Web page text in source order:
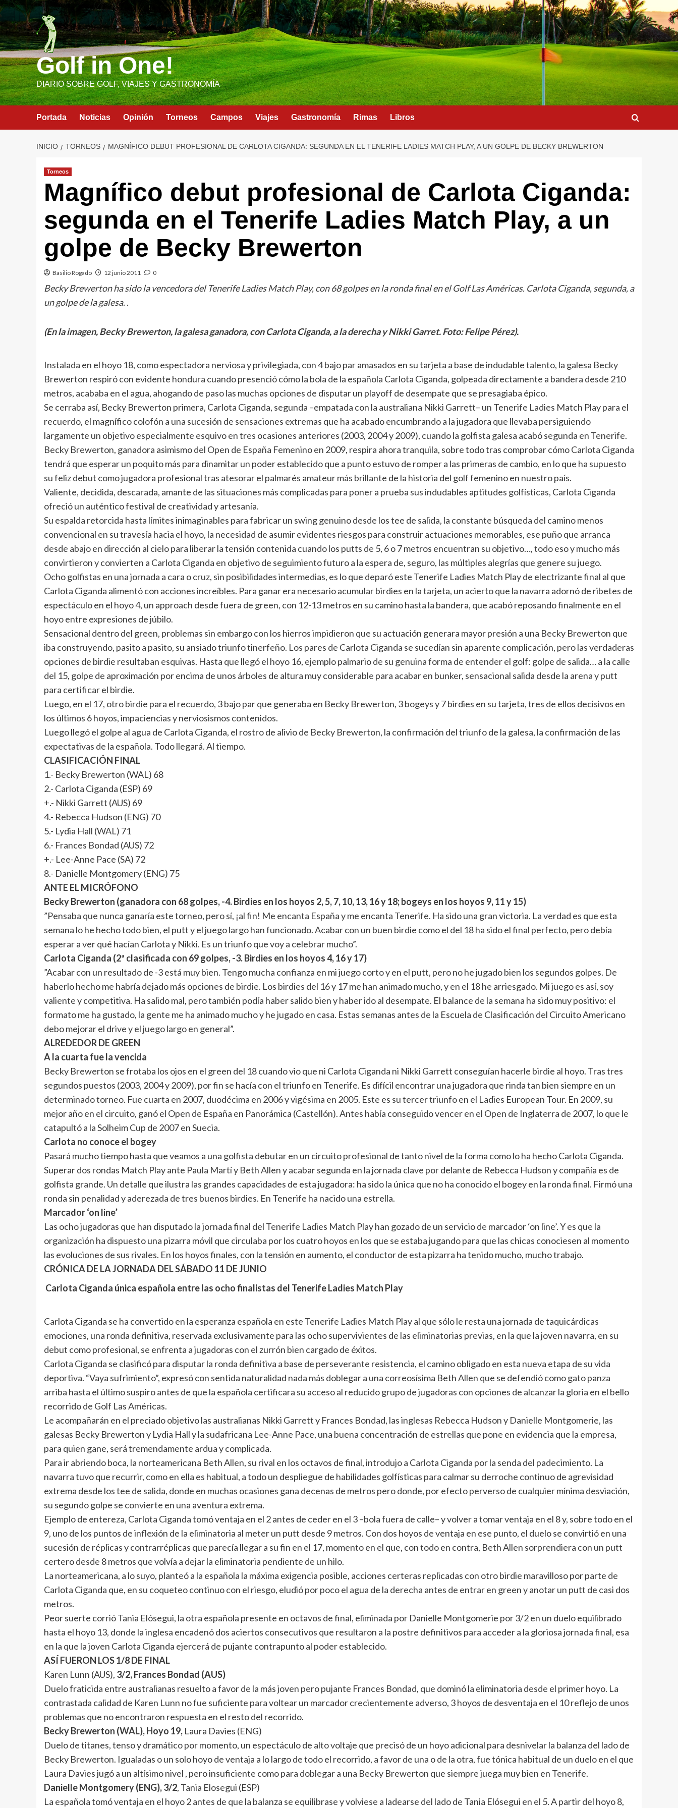
Saltar
al
contenido
Golf in One!
DIARIO SOBRE GOLF, VIAJES Y GASTRONOMÍA
Portada Noticias Opinión Torneos Campos Viajes Gastronomía Rimas Libros
INICIO TORNEOS MAGNÍFICO DEBUT PROFESIONAL DE CARLOTA CIGANDA: SEGUNDA EN EL TENERIFE LADIES MATCH PLAY, A UN GOLPE DE BECKY BREWERTON
Torneos
Magnífico debut profesional de Carlota Ciganda:
segunda en el Tenerife Ladies Match Play, a un
golpe de Becky Brewerton
Basilio Rogado 12 junio 2011 0
Becky Brewerton ha sido la vencedora del Tenerife Ladies Match Play, con 68 golpes en la ronda final en el Golf Las Américas. Carlota Ciganda, segunda, a
un golpe de la galesa. .
(En la imagen, Becky Brewerton, la galesa ganadora, con Carlota Ciganda, a la derecha y Nikki Garret. Foto: Felipe Pérez).
Instalada en el hoyo 18, como espectadora nerviosa y privilegiada, con 4 bajo par amasados en su tarjeta a base de indudable talento, la galesa Becky
Brewerton respiró con evidente hondura cuando presenció cómo la bola de la española Carlota Ciganda, golpeada directamente a bandera desde 210
metros, acababa en el agua, ahogando de paso las muchas opciones de disputar un playoff de desempate que se presagiaba épico.
Se cerraba así, Becky Brewerton primera, Carlota Ciganda, segunda –empatada con la australiana Nikki Garrett– un Tenerife Ladies Match Play para el
recuerdo, el magnífico colofón a una sucesión de sensaciones extremas que ha acabado encumbrando a la jugadora que llevaba persiguiendo
largamente un objetivo especialmente esquivo en tres ocasiones anteriores (2003, 2004 y 2009), cuando la golfista galesa acabó segunda en Tenerife.
Becky Brewerton, ganadora asimismo del Open de España Femenino en 2009, respira ahora tranquila, sobre todo tras comprobar cómo Carlota Ciganda
tendrá que esperar un poquito más para dinamitar un poder establecido que a punto estuvo de romper a las primeras de cambio, en lo que ha supuesto
su feliz debut como jugadora profesional tras atesorar el palmarés amateur más brillante de la historia del golf femenino en nuestro país.
Valiente, decidida, descarada, amante de las situaciones más complicadas para poner a prueba sus indudables aptitudes golfísticas, Carlota Ciganda
ofreció un auténtico festival de creatividad y artesanía.
Su espalda retorcida hasta límites inimaginables para fabricar un swing genuino desde los tee de salida, la constante búsqueda del camino menos
convencional en su travesía hacia el hoyo, la necesidad de asumir evidentes riesgos para construir actuaciones memorables, ese puño que arranca
desde abajo en dirección al cielo para liberar la tensión contenida cuando los putts de 5, 6 o 7 metros encuentran su objetivo…, todo eso y mucho más
convirtieron y convierten a Carlota Ciganda en objetivo de seguimiento futuro a la espera de, seguro, las múltiples alegrías que genere su juego.
Ocho golfistas en una jornada a cara o cruz, sin posibilidades intermedias, es lo que deparó este Tenerife Ladies Match Play de electrizante final al que
Carlota Ciganda alimentó con acciones increíbles. Para ganar era necesario acumular birdies en la tarjeta, un acierto que la navarra adornó de ribetes de
espectáculo en el hoyo 4, un approach desde fuera de green, con 12-13 metros en su camino hasta la bandera, que acabó reposando finalmente en el
hoyo entre expresiones de júbilo.
Sensacional dentro del green, problemas sin embargo con los hierros impidieron que su actuación generara mayor presión a una Becky Brewerton que
iba construyendo, pasito a pasito, su ansiado triunfo tinerfeño. Los pares de Carlota Ciganda se sucedían sin aparente complicación, pero las verdaderas
opciones de birdie resultaban esquivas. Hasta que llegó el hoyo 16, ejemplo palmario de su genuina forma de entender el golf: golpe de salida… a la calle
del 15, golpe de aproximación por encima de unos árboles de altura muy considerable para acabar en bunker, sensacional salida desde la arena y putt
para certificar el birdie.
Luego, en el 17, otro birdie para el recuerdo, 3 bajo par que generaba en Becky Brewerton, 3 bogeys y 7 birdies en su tarjeta, tres de ellos decisivos en
los últimos 6 hoyos, impaciencias y nerviosismos contenidos.
Luego llegó el golpe al agua de Carlota Ciganda, el rostro de alivio de Becky Brewerton, la confirmación del triunfo de la galesa, la confirmación de las
expectativas de la española. Todo llegará. Al tiempo.
CLASIFICACIÓN FINAL
1.- Becky Brewerton (WAL) 68
2.- Carlota Ciganda (ESP) 69
+.- Nikki Garrett (AUS) 69
4.- Rebecca Hudson (ENG) 70
5.- Lydia Hall (WAL) 71
6.- Frances Bondad (AUS) 72
+.- Lee-Anne Pace (SA) 72
8.- Danielle Montgomery (ENG) 75
ANTE EL MICRÓFONO
Becky Brewerton (ganadora con 68 golpes, -4. Birdies en los hoyos 2, 5, 7, 10, 13, 16 y 18; bogeys en los hoyos 9, 11 y 15)
”Pensaba que nunca ganaría este torneo, pero sí, ¡al fin! Me encanta España y me encanta Tenerife. Ha sido una gran victoria. La verdad es que esta
semana lo he hecho todo bien, el putt y el juego largo han funcionado. Acabar con un buen birdie como el del 18 ha sido el final perfecto, pero debía
esperar a ver qué hacían Carlota y Nikki. Es un triunfo que voy a celebrar mucho”.
Carlota Ciganda (2ª clasificada con 69 golpes, -3. Birdies en los hoyos 4, 16 y 17)
”Acabar con un resultado de -3 está muy bien. Tengo mucha confianza en mi juego corto y en el putt, pero no he jugado bien los segundos golpes. De
haberlo hecho me habría dejado más opciones de birdie. Los birdies del 16 y 17 me han animado mucho, y en el 18 he arriesgado. Mi juego es así, soy
valiente y competitiva. Ha salido mal, pero también podía haber salido bien y haber ido al desempate. El balance de la semana ha sido muy positivo: el
formato me ha gustado, la gente me ha animado mucho y he jugado en casa. Estas semanas antes de la Escuela de Clasificación del Circuito Americano
debo mejorar el drive y el juego largo en general”.
ALREDEDOR DE GREEN
A la cuarta fue la vencida
Becky Brewerton se frotaba los ojos en el green del 18 cuando vio que ni Carlota Ciganda ni Nikki Garrett conseguían hacerle birdie al hoyo. Tras tres
segundos puestos (2003, 2004 y 2009), por fin se hacía con el triunfo en Tenerife. Es difícil encontrar una jugadora que rinda tan bien siempre en un
determinado torneo. Fue cuarta en 2007, duodécima en 2006 y vigésima en 2005. Este es su tercer triunfo en el Ladies European Tour. En 2009, su
mejor año en el circuito, ganó el Open de España en Panorámica (Castellón). Antes había conseguido vencer en el Open de Inglaterra de 2007, lo que le
catapultó a la Solheim Cup de 2007 en Suecia.
Carlota no conoce el bogey
Pasará mucho tiempo hasta que veamos a una golfista debutar en un circuito profesional de tanto nivel de la forma como lo ha hecho Carlota Ciganda.
Superar dos rondas Match Play ante Paula Martí y Beth Allen y acabar segunda en la jornada clave por delante de Rebecca Hudson y compañía es de
golfista grande. Un detalle que ilustra las grandes capacidades de esta jugadora: ha sido la única que no ha conocido el bogey en la ronda final. Firmó una
ronda sin penalidad y aderezada de tres buenos birdies. En Tenerife ha nacido una estrella.
Marcador ‘on line’
Las ocho jugadoras que han disputado la jornada final del Tenerife Ladies Match Play han gozado de un servicio de marcador ‘on line’. Y es que la
organización ha dispuesto una pizarra móvil que circulaba por los cuatro hoyos en los que se estaba jugando para que las chicas conociesen al momento
las evoluciones de sus rivales. En los hoyos finales, con la tensión en aumento, el conductor de esta pizarra ha tenido mucho, mucho trabajo.
CRÓNICA DE LA JORNADA DEL SÁBADO 11 DE JUNIO
Carlota Ciganda única española entre las ocho finalistas del Tenerife Ladies Match Play
Carlota Ciganda se ha convertido en la esperanza española en este Tenerife Ladies Match Play al que sólo le resta una jornada de taquicárdicas
emociones, una ronda definitiva, reservada exclusivamente para las ocho supervivientes de las eliminatorias previas, en la que la joven navarra, en su
debut como profesional, se enfrenta a jugadoras con el zurrón bien cargado de éxitos.
Carlota Ciganda se clasificó para disputar la ronda definitiva a base de perseverante resistencia, el camino obligado en esta nueva etapa de su vida
deportiva. “Vaya sufrimiento”, expresó con sentida naturalidad nada más doblegar a una correosísima Beth Allen que se defendió como gato panza
arriba hasta el último suspiro antes de que la española certificara su acceso al reducido grupo de jugadoras con opciones de alcanzar la gloria en el bello
recorrido de Golf Las Américas.
Le acompañarán en el preciado objetivo las australianas Nikki Garrett y Frances Bondad, las inglesas Rebecca Hudson y Danielle Montgomerie, las
galesas Becky Brewerton y Lydia Hall y la sudafricana Lee-Anne Pace, una buena concentración de estrellas que pone en evidencia que la empresa,
para quien gane, será tremendamente ardua y complicada.
Para ir abriendo boca, la norteamericana Beth Allen, su rival en los octavos de final, introdujo a Carlota Ciganda por la senda del padecimiento. La
navarra tuvo que recurrir, como en ella es habitual, a todo un despliegue de habilidades golfísticas para calmar su derroche continuo de agrevisidad
extrema desde los tee de salida, donde en muchas ocasiones gana decenas de metros pero donde, por efecto perverso de cualquier mínima desviación,
su segundo golpe se convierte en una aventura extrema.
Ejemplo de entereza, Carlota Ciganda tomó ventaja en el 2 antes de ceder en el 3 –bola fuera de calle– y volver a tomar ventaja en el 8 y, sobre todo en el
9, uno de los puntos de inflexión de la eliminatoria al meter un putt desde 9 metros. Con dos hoyos de ventaja en ese punto, el duelo se convirtió en una
sucesión de réplicas y contrarréplicas que parecía llegar a su fin en el 17, momento en el que, con todo en contra, Beth Allen sorprendiera con un putt
certero desde 8 metros que volvía a dejar la eliminatoria pendiente de un hilo.
La norteamericana, a lo suyo, planteó a la española la máxima exigencia posible, acciones certeras replicadas con otro birdie maravilloso por parte de
Carlota Ciganda que, en su coqueteo continuo con el riesgo, eludió por poco el agua de la derecha antes de entrar en green y anotar un putt de casi dos
metros.
Peor suerte corrió Tania Elósegui, la otra española presente en octavos de final, eliminada por Danielle Montgomerie por 3/2 en un duelo equilibrado
hasta el hoyo 13, donde la inglesa encadenó dos aciertos consecutivos que resultaron a la postre definitivos para acceder a la gloriosa jornada final, esa
en la que la joven Carlota Ciganda ejercerá de pujante contrapunto al poder establecido.
ASÍ FUERON LOS 1/8 DE FINAL
Karen Lunn (AUS), 3/2, Frances Bondad (AUS)
Duelo fraticida entre australianas resuelto a favor de la más joven pero pujante Frances Bondad, que dominó la eliminatoria desde el primer hoyo. La
contrastada calidad de Karen Lunn no fue suficiente para voltear un marcador crecientemente adverso, 3 hoyos de desventaja en el 10 reflejo de unos
problemas que no encontraron respuesta en el resto del recorrido.
Becky Brewerton (WAL), Hoyo 19, Laura Davies (ENG)
Duelo de titanes, tenso y dramático por momento, un espectáculo de alto voltaje que precisó de un hoyo adicional para desnivelar la balanza del lado de
Becky Brewerton. Igualadas o un solo hoyo de ventaja a lo largo de todo el recorrido, a favor de una o de la otra, fue tónica habitual de un duelo en el que
Laura Davies jugó a un altísimo nivel , pero insuficiente como para doblegar a una Becky Brewerton que siempre juega muy bien en Tenerife.
Danielle Montgomery (ENG), 3/2, Tania Elosegui (ESP)
La española tomó ventaja en el hoyo 2 antes de que la balanza se equilibrase y volviese a ladearse del lado de Tania Elósegui en el 5. A partir del hoyo 8,